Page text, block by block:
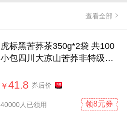
查看全部
虎标黑苦荞茶350g*2袋 共100
小包四川大凉山苦荞非特级荞
￥41.8 券后价
40000人已领用 领8元券